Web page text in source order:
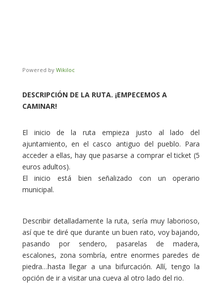
Powered by Wikiloc
DESCRIPCIÓN DE LA RUTA. ¡EMPECEMOS A
CAMINAR!
El inicio de la ruta empieza justo al lado del
ajuntamiento, en el casco antiguo del pueblo. Para
acceder a ellas, hay que pasarse a comprar el ticket (5
euros adultos).
El inicio está bien señalizado con un operario
municipal.
Describir detalladamente la ruta, sería muy laborioso,
así que te diré que durante un buen rato, voy bajando,
pasando por sendero, pasarelas de madera,
escalones, zona sombría, entre enormes paredes de
piedra…hasta llegar a una bifurcación. Allí, tengo la
opción de ir a visitar una cueva al otro lado del rio.